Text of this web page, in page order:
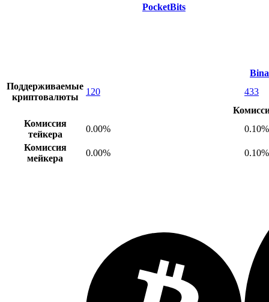
PocketBits
Поддерживаемые
криптовалюты
120
433
Комиссия
тейкера
0.00%
0.10%
Комиссия
мейкера
0.00% 0.10%